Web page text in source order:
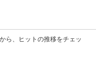
ら、ヒットの推移をチェッ